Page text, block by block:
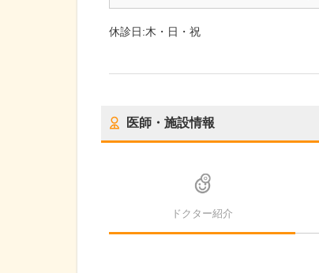
休診日:木・日・祝
医師・施設情報
ドクター紹介